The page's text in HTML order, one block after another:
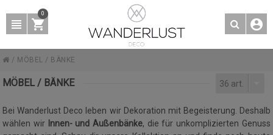
0
/ MÖBEL / BÄNKE
MÖBEL / BÄNKE 36 art.
Bei Wanderlust Deco leben wir Dekoration mit Begeisterung. Deshalb
wählen wir Innen- und Außenbänke, die für unkomplizierten Genuss